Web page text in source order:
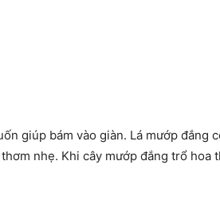
giúp bám vào giàn. Lá mướp đắng
nhẹ. Khi cây mướp đắng trổ hoa